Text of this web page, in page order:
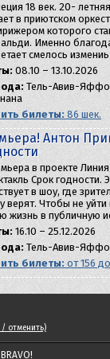
18 век. 20-
в приютском
которого
Именно
смелось
08.10 – 13.10.2026
Тель-Авив-
билеты: 86 шек.
Антон
в проекте
Срок годности.
в шоу, где
верят. Чтобы не
жизнь в публичную
16.10 – 25.12.2026
Тель-Авив-
билеты: от 156
/ отменить)